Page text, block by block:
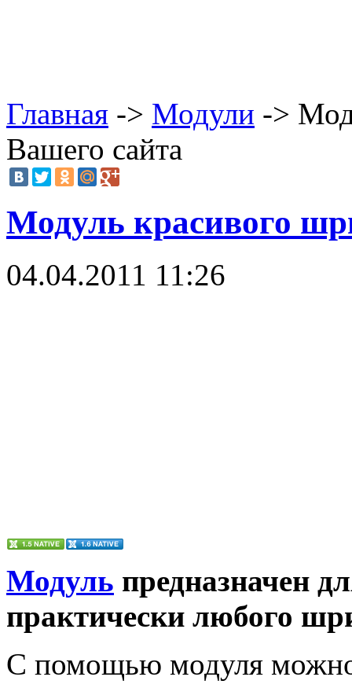
Главная -> Модули ->
Вашего сайта
Модуль красивого
04.04.2011 11:26
Модуль предназначен
практически любого
С помощью модуля